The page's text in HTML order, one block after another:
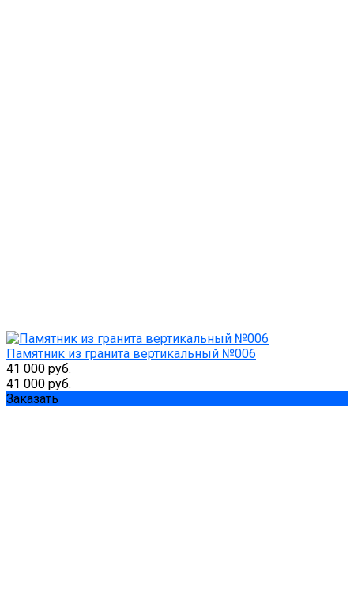
Памятник из гранита вертикальный №006
41 000 руб.
41 000 руб.
Заказать